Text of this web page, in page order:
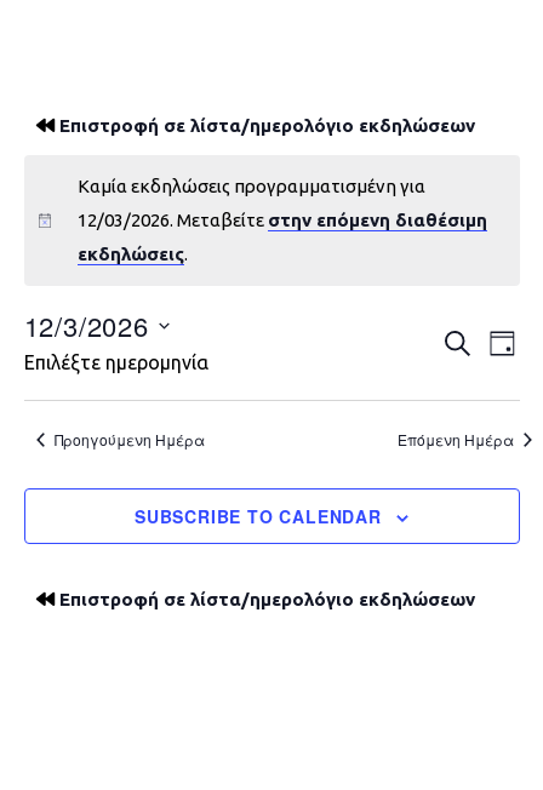
Επιστροφή σε λίστα/ημερολόγιο εκδηλώσεων
Καμία εκδηλώσεις προγραμματισμένη για
12/03/2026. Μεταβείτε στην επόμενη διαθέσιμη
εκδηλώσεις.
Search
and
Views
DAY
12/3/2026
Επιλέξτε ημερομηνία
Προηγούμενη Ημέρα Επόμενη Ημέρα
SUBSCRIBE TO CALENDAR
Επιστροφή σε λίστα/ημερολόγιο εκδηλώσεων